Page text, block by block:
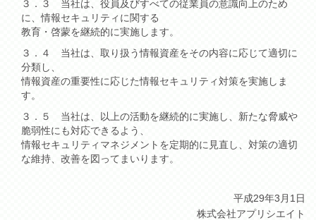
３．３ 当社は、役員及びすべての従業員の意識向上のため
に、情報セキュリティに関する
教育・啓蒙を継続的に実施します。
３．４ 当社は、取り扱う情報資産をその内容に応じて適切に
分類し、
情報資産の重要性に応じた情報セキュリティ対策を実施しま
す。
３．５ 当社は、以上の活動を継続的に実施し、新たな脅威や
脆弱性にも対応できるよう、
情報セキュリティマネジメントを定期的に見直し、対策の適切
な維持、改善を図ってまいります。
平成29年3月1日
株式会社アプリシエイト